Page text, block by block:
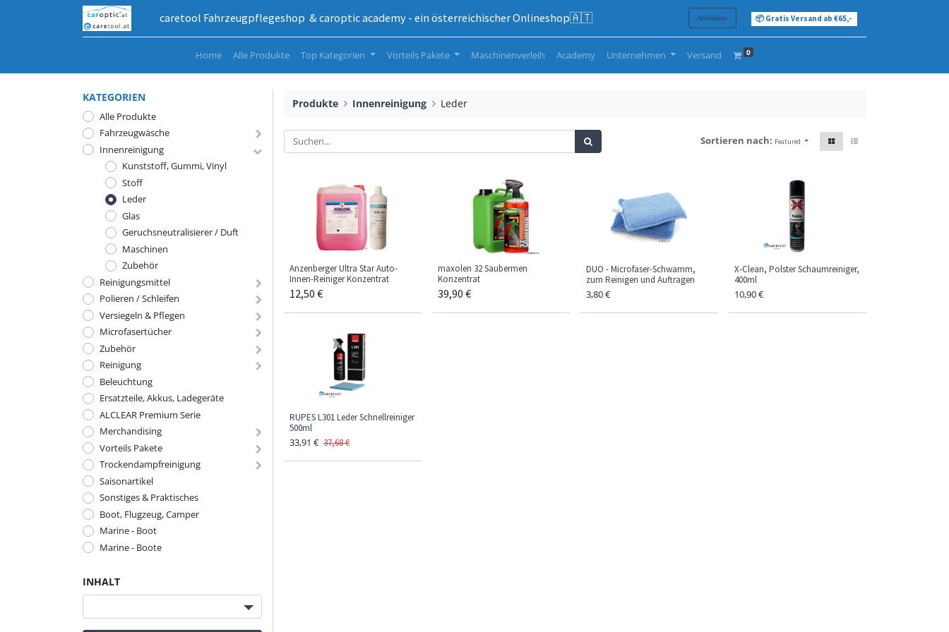
caretool Fahrzeugpflegeshop & caroptic academy - ein österreichischer Onlineshop🇦🇹 Anmelden 📦 Gratis Versand ab €65,-
Home Alle Produkte Top Kategorien Vorteils Pakete Maschinenverleih Academy Unternehmen Versand 0
KATEGORIEN
Alle Produkte
Fahrzeugwäsche
Innenreinigung
Kunststoff, Gummi, Vinyl
Stoff
Leder
Glas
Geruchsneutralisierer / Duft
Maschinen
Zubehör
Reinigungsmittel
Polieren / Schleifen
Versiegeln & Pflegen
Microfasertücher
Zubehör
Reinigung
Beleuchtung
Ersatzteile, Akkus, Ladegeräte
ALCLEAR Premium Serie
Merchandising
Vorteils Pakete
Trockendampfreinigung
Saisonartikel
Sonstiges & Praktisches
Boot, Flugzeug, Camper
Marine - Boot
Marine - Boote
INHALT
Produkte Innenreinigung Leder
Sortieren nach: Featured
Anzenberger Ultra Star Auto-
Innen-Reiniger Konzentrat
12,50 €
maxolen 32 Saubermen
Konzentrat
39,90 €
DUO - Microfaser-Schwamm,
zum Reinigen und Auftragen
3,80€
X-Clean, Polster Schaumreiniger,
400ml
10,90€
RUPES L301 Leder Schnellreiniger
500ml
33,91 € 37,68€